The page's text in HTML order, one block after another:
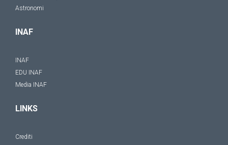
Astronomi
INAF
INAF
EDU INAF
Media INAF
LINKS
Crediti